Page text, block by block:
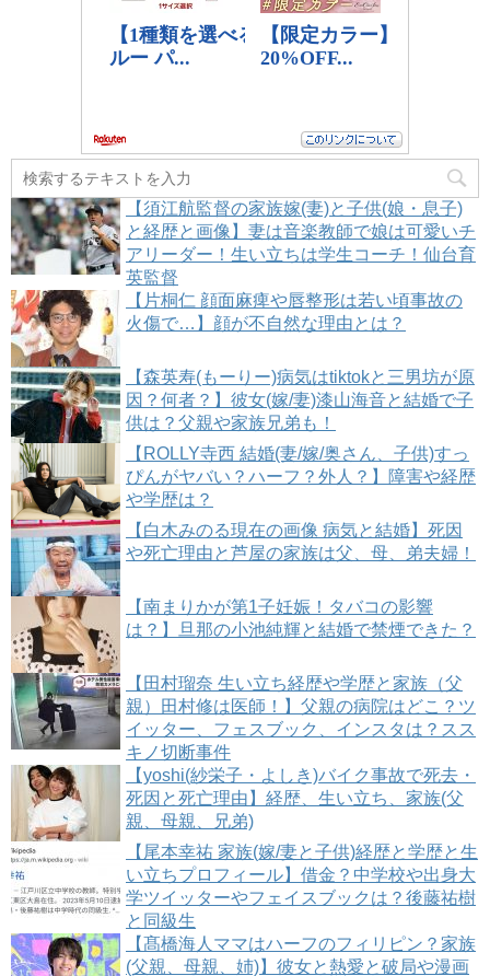
【須江航監督の家族嫁(妻)と子供(娘・息子)
と経歴と画像】妻は音楽教師で娘は可愛いチ
アリーダー！生い立ちは学生コーチ！仙台育
英監督
【片桐仁 顔面麻痺や唇整形は若い頃事故の
火傷で…】顔が不自然な理由とは？
【森英寿(もーりー)病気はtiktokと三男坊が原
因？何者？】彼女(嫁/妻)漆山海音と結婚で子
供は？父親や家族兄弟も！
【ROLLY寺西 結婚(妻/嫁/奥さん、子供)すっ
ぴんがヤバい？ハーフ？外人？】障害や経歴
や学歴は？
【白木みのる現在の画像 病気と結婚】死因
や死亡理由と芦屋の家族は父、母、弟夫婦！
【南まりかが第1子妊娠！タバコの影響
は？】旦那の小池純輝と結婚で禁煙できた？
【田村瑠奈 生い立ち経歴や学歴と家族（父
親）田村修は医師！】父親の病院はどこ？ツ
イッター、フェスブック、インスタは？スス
キノ切断事件
【yoshi(紗栄子・よしき)バイク事故で死去・
死因と死亡理由】経歴、生い立ち、家族(父
親、母親、兄弟)
【尾本幸祐 家族(嫁/妻と子供)経歴と学歴と生
い立ちプロフィール】借金？中学校や出身大
学ツイッターやフェイスブックは？後藤祐樹
と同級生
【髙橋海人ママはハーフのフィリピン？家族
(父親、母親、姉)】彼女と熱愛と破局や漫画